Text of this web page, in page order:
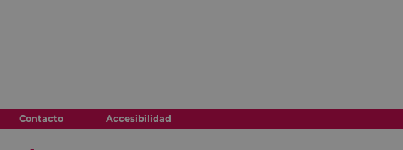
Contacto Accesibilidad